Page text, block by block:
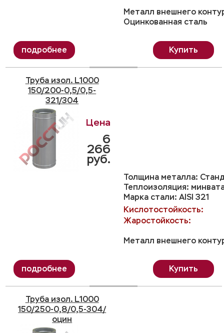
Металл внешнего
Оцинкованная сталь
Купить
Труба изол. L1000
150/200-0,5/0,5-
321/304
Толщина металла:
Теплоизоляция:
Марка стали: AISI 321
Кислотостойкость:
Жаростойкость:
Металл внешнего
6
266
руб.
Купить
Труба изол. L1000
150/250-0,8/0,5-304/
оцин